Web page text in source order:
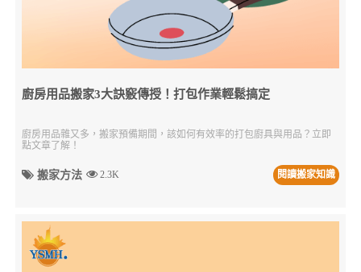
廚房用品搬家3大訣竅傳授！打包作業輕鬆搞定
廚房用品雜又多，搬家預備期間，該如何有效率的打包廚具與用品？立即
點文章了解！
搬家方法 2.3K 閱讀搬家知識